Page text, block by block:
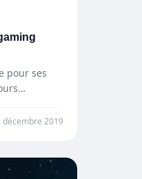
pour ses
décembre 2019